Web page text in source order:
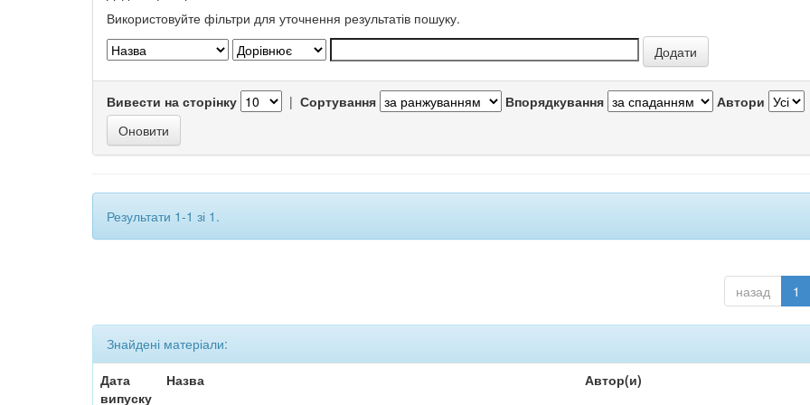
Використовуйте фільтри для уточнення результатів пошуку.
Вивести на сторінку | Сортування Впорядкування Автори
Результати 1-1 зі 1.
назад 1
Знайдені матеріали:
Дата
випуску
Назва Автор(и)